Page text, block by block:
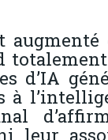
d’IA
leur